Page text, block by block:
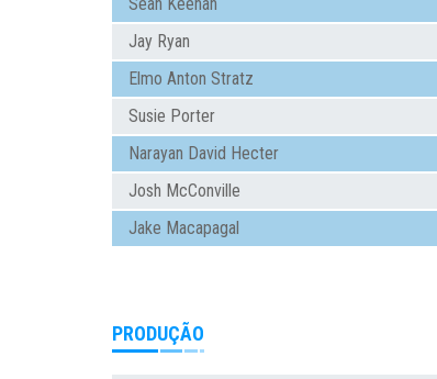
Jay Ryan
Elmo Anton Stratz
Susie Porter
Narayan David Hecter
Josh McConville
Jake Macapagal
PRODUÇÃO